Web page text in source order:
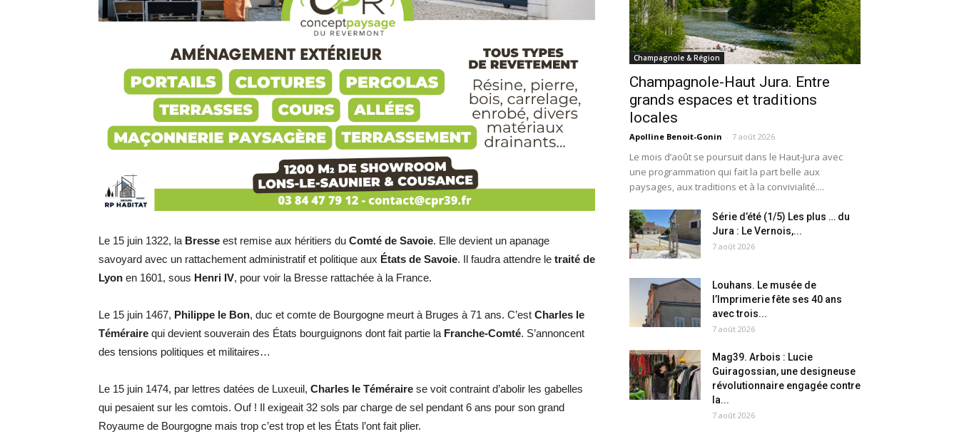
Le 15 juin 1322, la Bresse est remise aux héritiers du Comté de Savoie. Elle devient un apanage
savoyard avec un rattachement administratif et politique aux États de Savoie. Il faudra attendre le traité de
Lyon en 1601, sous Henri IV, pour voir la Bresse rattachée à la France.
Le 15 juin 1467, Philippe le Bon, duc et comte de Bourgogne meurt à Bruges à 71 ans. C’est Charles le
Téméraire qui devient souverain des États bourguignons dont fait partie la Franche-Comté. S’annoncent
des tensions politiques et militaires…
Le 15 juin 1474, par lettres datées de Luxeuil, Charles le Téméraire se voit contraint d’abolir les gabelles
qui pesaient sur les comtois. Ouf ! Il exigeait 32 sols par charge de sel pendant 6 ans pour son grand
Royaume de Bourgogne mais trop c’est trop et les États l’ont fait plier.
Champagnole & Région
Champagnole-Haut Jura. Entre
grands espaces et traditions
locales
Apolline Benoit-Gonin - 7 août 2026
Le mois d’août se poursuit dans le Haut-Jura avec
une programmation qui fait la part belle aux
paysages, aux traditions et à la convivialité....
Série d’été (1/5) Les plus … du
Jura : Le Vernois,...
7 août 2026
Louhans. Le musée de
l’Imprimerie fête ses 40 ans
avec trois...
7 août 2026
Mag39. Arbois : Lucie
Guiragossian, une designeuse
révolutionnaire engagée contre
la...
7 août 2026